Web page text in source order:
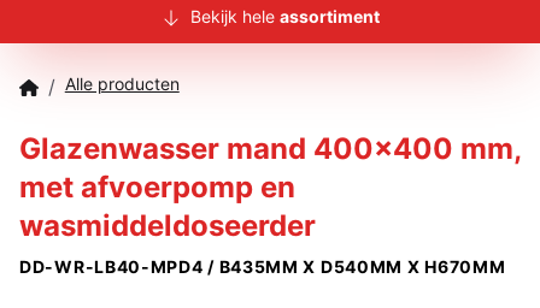
HOME
MERKEN
OFFERTECHECKER
CONTACT
Bekijk hele assortiment
/ Alle producten
Glazenwasser mand 400x400 mm,
met afvoerpomp en
wasmiddeldoseerder
DD-WR-LB40-MPD4 / B435MM X D540MM X H670MM